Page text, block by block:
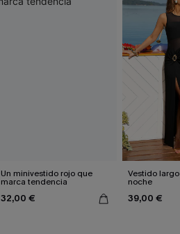
Un minivestido rojo que
marca tendencia
32,00 €
Vestido
noche
39,00 €